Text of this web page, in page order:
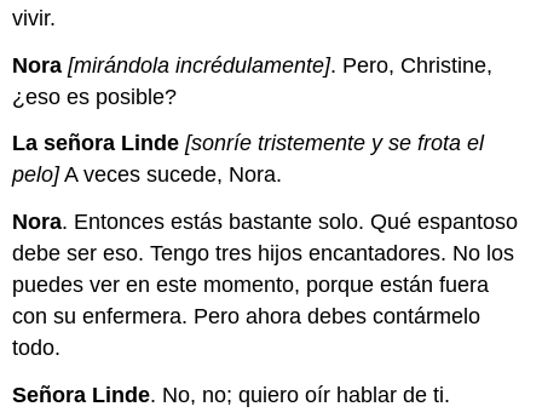
vivir.
Nora [mirándola incrédulamente]. Pero, Christine,
¿eso es posible?
La señora Linde [sonríe tristemente y se frota el
pelo]A veces sucede, Nora.
Nora. Entonces estás bastante solo. Qué espantoso
debe ser eso. Tengo tres hijos encantadores. No los
puedes ver en este momento, porque están fuera
con su enfermera. Pero ahora debes contármelo
todo.
Señora Linde. No, no; quiero oír hablar de ti.